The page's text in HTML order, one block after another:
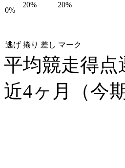
0%
20%
20%
逃げ 捲り 差し マーク
平均競走得
近4ヶ月（今